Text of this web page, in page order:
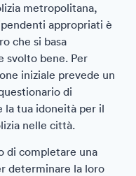
metropolitana,
appropriati è
che si basa
svolto bene. Per
iniziale prevede un
di
la tua idoneità per il
nelle città.
di completare una
determinare la loro